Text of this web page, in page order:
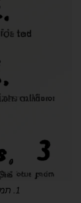
1. תמונה המציגה סגנונות כתב יד שונים.